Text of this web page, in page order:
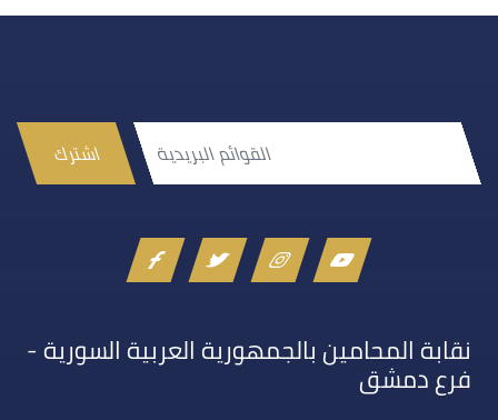
اشترك
نقابة المحامين بالجمهورية العربية السورية -
فرع دمشق